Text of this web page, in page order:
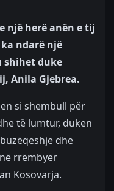
një herë anën e tij
ndarë një
shihet duke
Anila Gjebrea.
si shembull për
të lumtur, duken
dhe
rrëmbyer
Kosovarja.